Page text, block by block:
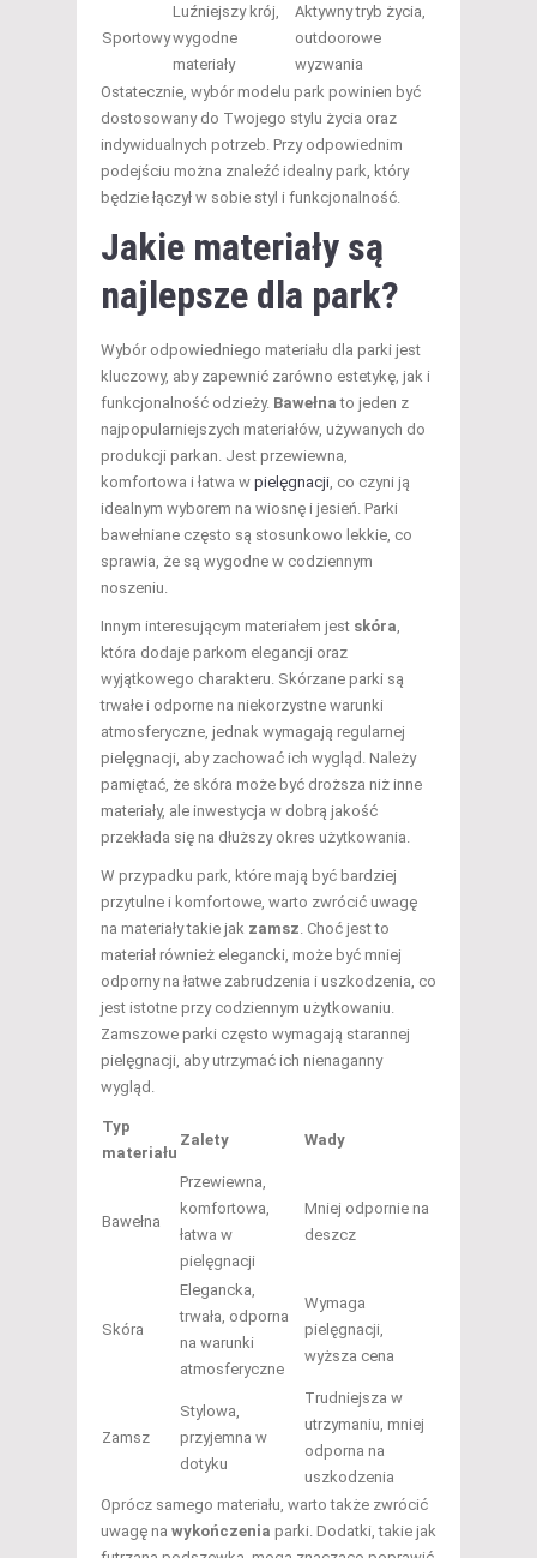
Sportowy
Luźniejszy krój,
wygodne
materiały
Aktywny tryb życia,
outdoorowe
wyzwania
Ostatecznie, wybór modelu park powinien być
dostosowany do Twojego stylu życia oraz
indywidualnych potrzeb. Przy odpowiednim
podejściu można znaleźć idealny park, który
będzie łączył w sobie styl i funkcjonalność.
Jakie materiały są
najlepsze dla park?
Wybór odpowiedniego materiału dla parki jest
kluczowy, aby zapewnić zarówno estetykę, jak i
funkcjonalność odzieży. Bawełna to jeden z
najpopularniejszych materiałów, używanych do
produkcji parkan. Jest przewiewna,
komfortowa i łatwa w pielęgnacji , co czyni ją
idealnym wyborem na wiosnę i jesień. Parki
bawełniane często są stosunkowo lekkie, co
sprawia, że są wygodne w codziennym
noszeniu.
Innym interesującym materiałem jest skóra
która dodaje parkom elegancji oraz
wyjątkowego charakteru. Skórzane parki są
trwałe i odporne na niekorzystne warunki
atmosferyczne, jednak wymagają regularnej
pielęgnacji, aby zachować ich wygląd. Należy
pamiętać, że skóra może być droższa niż inne
materiały, ale inwestycja w dobrą jakość
przekłada się na dłuższy okres użytkowania.
W przypadku park, które mają być bardziej
przytulne i komfortowe, warto zwrócić uwagę
na materiały takie jak zamsz . Choć jest to
materiał również elegancki, może być mniej
odporny na łatwe zabrudzenia i uszkodzenia, co
jest istotne przy codziennym użytkowaniu.
Zamszowe parki często wymagają starannej
pielęgnacji, aby utrzymać ich nienaganny
wygląd.
Typ
materiału
Zalety Wady
Bawełna
Przewiewna,
komfortowa,
łatwa w
pielęgnacji
Mniej odpornie na
deszcz
Skóra
Elegancka,
trwała, odporna
na warunki
atmosferyczne
Wymaga
pielęgnacji,
wyższa cena
Zamsz
Stylowa,
przyjemna w
dotyku
Trudniejsza w
utrzymaniu, mniej
odporna na
uszkodzenia
Oprócz samego materiału, warto także zwrócić
uwagę na wykończenia parki. Dodatki, takie jak